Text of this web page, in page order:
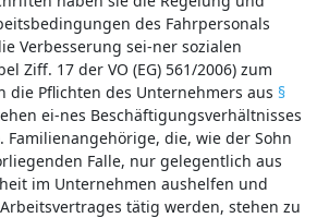
des Fahrpersonals
Verbesserung sei-ner sozialen
Ziff. 17 der VO (EG) 561/2006) zum
die Pflichten des Unternehmers aus §
ei-nes Beschäftigungsverhältnisses
Familienangehörige, die, wie der Sohn
Falle, nur gelegentlich aus
im Unternehmen aushelfen und
tätig werden, stehen zu